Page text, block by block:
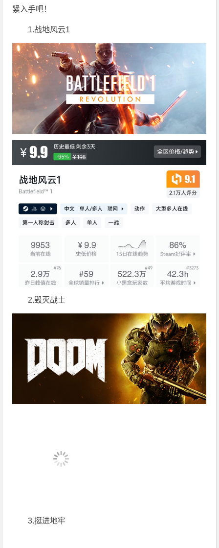
紧入手吧！
1.战地风云1
2.毁灭战士
3.挺进地牢